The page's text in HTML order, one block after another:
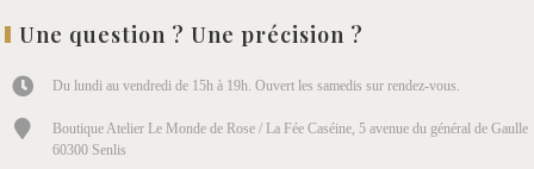
Une question ? Une précision ?
Du lundi au vendredi de 15h à 19h. Ouvert les samedis sur rendez-vous.
Boutique Atelier Le Monde de Rose / La Fée Caséine, 5 avenue du général de Gaulle
60300 Senlis